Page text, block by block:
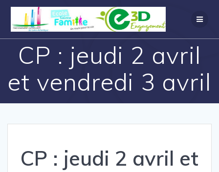
CP : jeudi 2 avril
et vendredi 3 avril
CP : jeudi 2 avril et